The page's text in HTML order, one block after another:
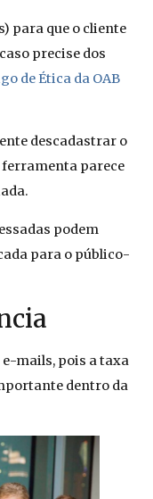
para que o cliente
precise dos
de Ética da OAB
descadastrar o
ferramenta parece
podem
para o público-
mails, pois a taxa
dentro da